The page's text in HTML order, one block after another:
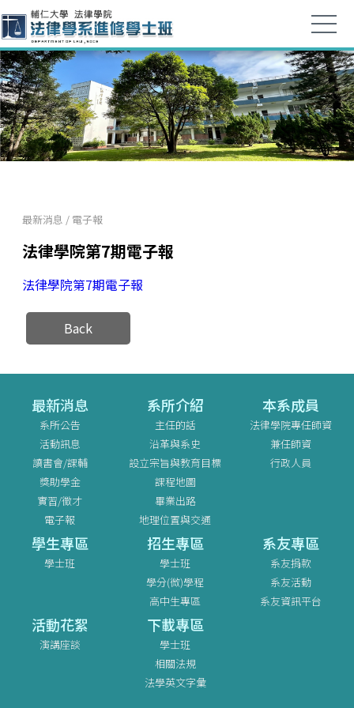
最新消息 / 電子報
法律學院第7期電子報
法律學院第7期電子報
Back
最新消息
系所公告
活動訊息
讀書會/課輔
獎助學金
實習/徵才
電子報
系所介紹
主任的話
沿革與系史
設立宗旨與教育目標
課程地圖
畢業出路
地理位置與交通
本系成員
法律學院專任師資
兼任師資
行政人員
學生專區
學士班
招生專區
學士班
學分(微)學程
高中生專區
系友專區
系友捐款
系友活動
系友資訊平台
活動花絮
演講座談
下載專區
學士班
相關法規
法學英文字彙